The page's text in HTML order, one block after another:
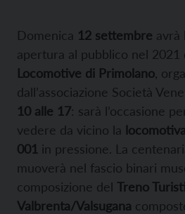
Domenica 12 settembre avrà
apertura al pubblico nel 2021
Locomotive di Primolano ,
dall’associazione Società
10 alle 17: sarà l’occasione
vedere da vicino la
001 in pressione. La
muoverà nel fascio binari
composizione del Treno
Valbrenta/Valsugana